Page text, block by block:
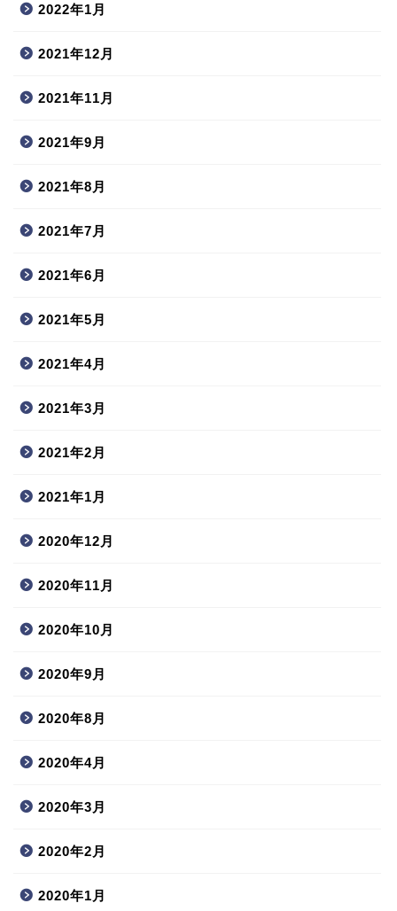
2022年1月
2021年12月
2021年11月
2021年9月
2021年8月
2021年7月
2021年6月
2021年5月
2021年4月
2021年3月
2021年2月
2021年1月
2020年12月
2020年11月
2020年10月
2020年9月
2020年8月
2020年4月
2020年3月
2020年2月
2020年1月